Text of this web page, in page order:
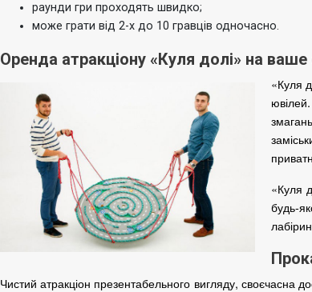
раунди гри проходять швидко;
може грати від 2-х до 10 гравців одночасно.
Оренда атракціону «Куля долі» на ваше
«Куля
«Куля
будь-
Чистий атракціон презентабельного вигляду, своєчасна